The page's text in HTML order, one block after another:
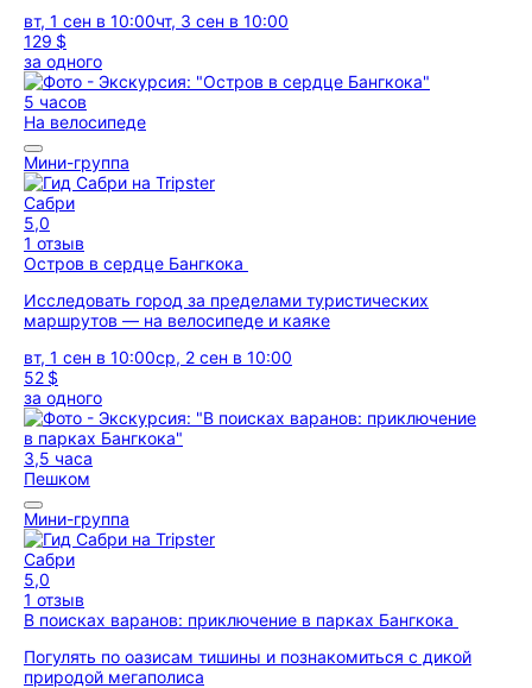
вт, 1 сен в 10:00чт, 3 сен в 10:00
129 $
за одного
5 часов
На велосипеде
Мини-группа
Сабри
5,0
1 отзыв
Остров в сердце Бангкока
Исследовать город за пределами туристических
маршрутов — на велосипеде и каяке
вт, 1 сен в 10:00ср, 2 сен в 10:00
52 $
за одного
3,5 часа
Пешком
Мини-группа
Сабри
5,0
1 отзыв
В поисках варанов: приключение в парках Бангкока
Погулять по оазисам тишины и познакомиться с дикой
природой мегаполиса